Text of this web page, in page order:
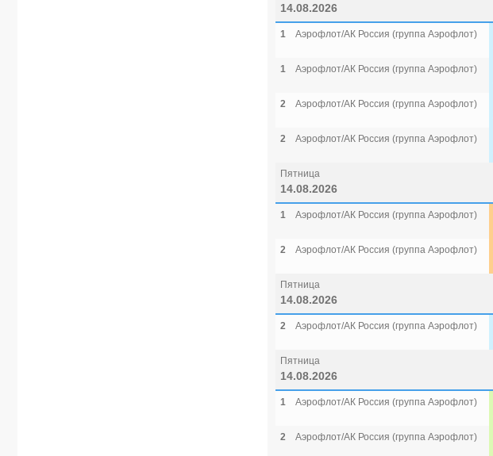
14.08.2026
1 Аэрофлот/АК Россия (группа Аэрофлот)
1 Аэрофлот/АК Россия (группа Аэрофлот)
2 Аэрофлот/АК Россия (группа Аэрофлот)
2 Аэрофлот/АК Россия (группа Аэрофлот)
Пятница
14.08.2026
1 Аэрофлот/АК Россия (группа Аэрофлот)
2 Аэрофлот/АК Россия (группа Аэрофлот)
Пятница
14.08.2026
2 Аэрофлот/АК Россия (группа Аэрофлот)
Пятница
14.08.2026
1 Аэрофлот/АК Россия (группа Аэрофлот)
2 Аэрофлот/АК Россия (группа Аэрофлот)